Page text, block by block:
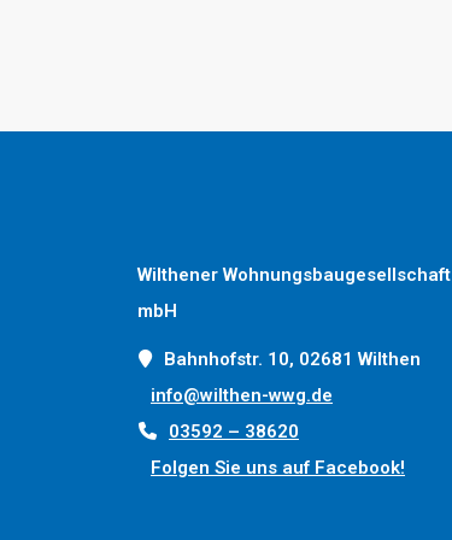
Wilthener Wohnungsbaugesellschaft
mbH
Bahnhofstr. 10, 02681 Wilthen
info@wilthen-wwg.de
03592 – 38620
Folgen Sie uns auf Facebook!